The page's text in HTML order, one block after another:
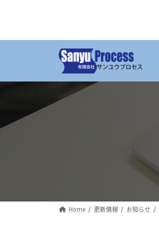
ン
キ
ー
に
Home 更新情報 お知らせ